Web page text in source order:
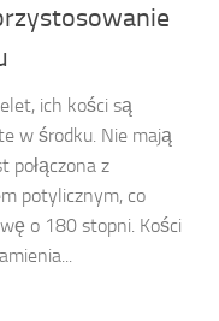
ich kości są
w środku. Nie mają
połączona z
potylicznym, co
o 180 stopni. Kości